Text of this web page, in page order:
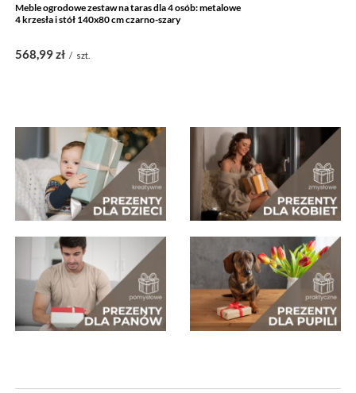
Meble ogrodowe zestaw na taras dla 4 osób: metalowe
4 krzesła i stół 140x80 cm czarno-szary
568,99 zł / szt.